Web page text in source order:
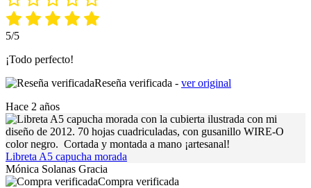
5/5
¡Todo perfecto!
Reseña verificada - ver original
Hace 2 años
Libreta A5 capucha morada
Mónica Solanas Gracia
Compra verificada